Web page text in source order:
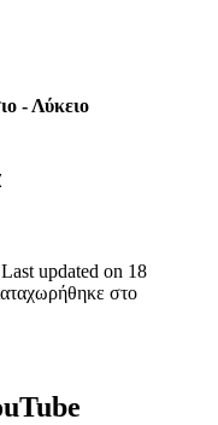
- Λύκειο
updated on 18
στο